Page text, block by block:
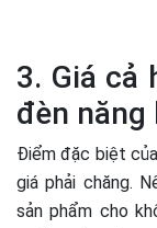
3. Giá cả
đèn
Điểm đặc biệt
giá phải chăng.
sản phẩm cho